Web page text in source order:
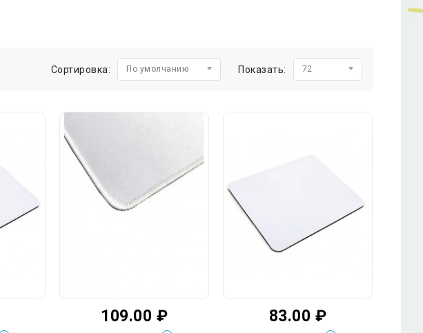
Сортировка: По умолчанию Показать: 72
109.00 ₽ 83.00 ₽